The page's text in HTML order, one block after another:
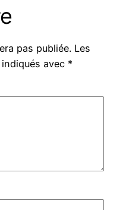
pas publiée. Les
avec *